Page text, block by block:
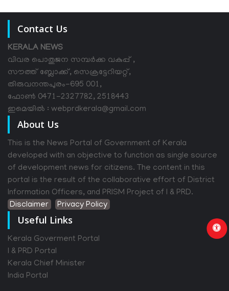
Contact Us
KERALA NEWS
വിവര പൊതുജന സമ്പര്‍ക്ക വകുപ്പ് ,
സൗത്ത് ബ്ലോക്ക്, സെക്രട്ടേറിയറ്റ്,
തിരുവനന്തപുരം-695 001,
ഫോൺ 0471-2327782, 2518443
ഇമെയിൽ : webprdkerala@gmail.com
About Us
This is the News Portal of Government of Kerala
developed with an objective to function as single source
of development news for citizens. The content in this
portal is the result of the collaborative effort of District
Information Officers, and PRISM Project of I & PRD.
Disclaimer
Privacy Policy
Useful Links
Kerala Goverment Portal
I & PRD Portal
Kerala Chief Minister
India Portal